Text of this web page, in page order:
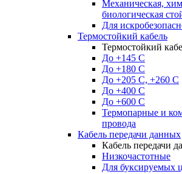
Механическая,
биологическая
Для
Термостойкий кабель
Термостойкий
До +145 С
До +180 C
До +205 С, +260 С
До +400 C
До +600 С
Термопарные и
провода
Кабель передачи данных
Кабель передачи
Низкочастотные
Для буксируемых